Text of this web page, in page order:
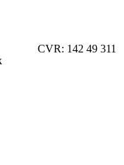
CVR: 142 49 311